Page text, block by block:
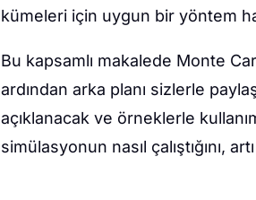
kümeleri için uygun bir yöntem
Bu kapsamlı makalede Monte
ardından arka planı sizlerle
açıklanacak ve örneklerle
simülasyonun nasıl çalıştığını,